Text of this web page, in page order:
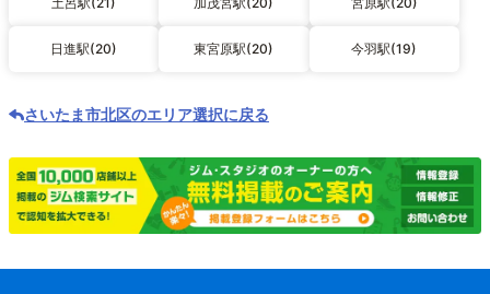
日進駅(20) 東宮原駅(20) 今羽駅(19)
さいたま市北区のエリア選択に戻る